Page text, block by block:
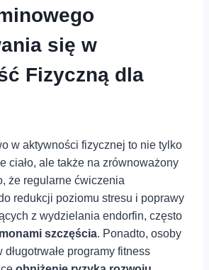
się w
Fizyczną dla
w ‍aktywności fizycznej to nie tylko
ciało, ale także ‍na⁣ zrównoważony
że ⁣regularne ćwiczenia
redukcji poziomu stresu i⁤ poprawy
z wydzielania endorfin,‍ często
szczęścia. Ponadto, osoby
programy fitness